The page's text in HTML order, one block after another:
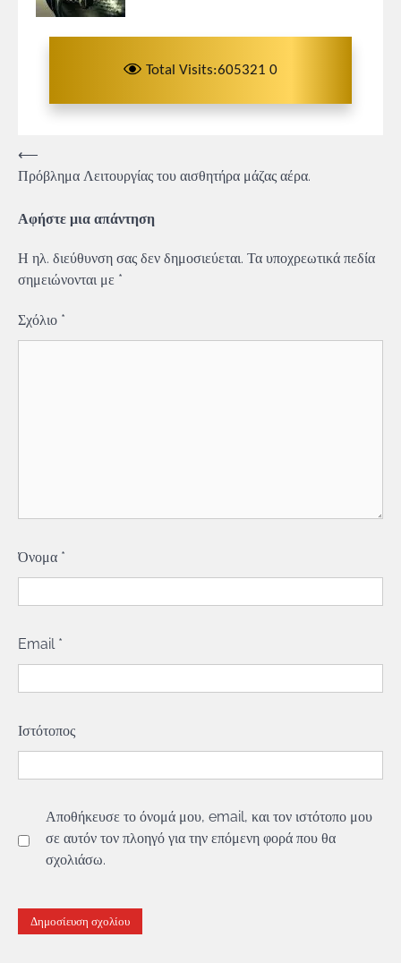
Total Visits:605321 0
Πλοήγηση
άρθρων
⟵
Πρόβλημα Λειτουργίας του αισθητήρα μάζας αέρα.
Αφήστε μια απάντηση
Η ηλ. διεύθυνση σας δεν δημοσιεύεται. Τα υποχρεωτικά πεδία
σημειώνονται με *
Σχόλιο *
Όνομα *
Email *
Ιστότοπος
Αποθήκευσε το όνομά μου, email, και τον ιστότοπο μου
σε αυτόν τον πλοηγό για την επόμενη φορά που θα
σχολιάσω.